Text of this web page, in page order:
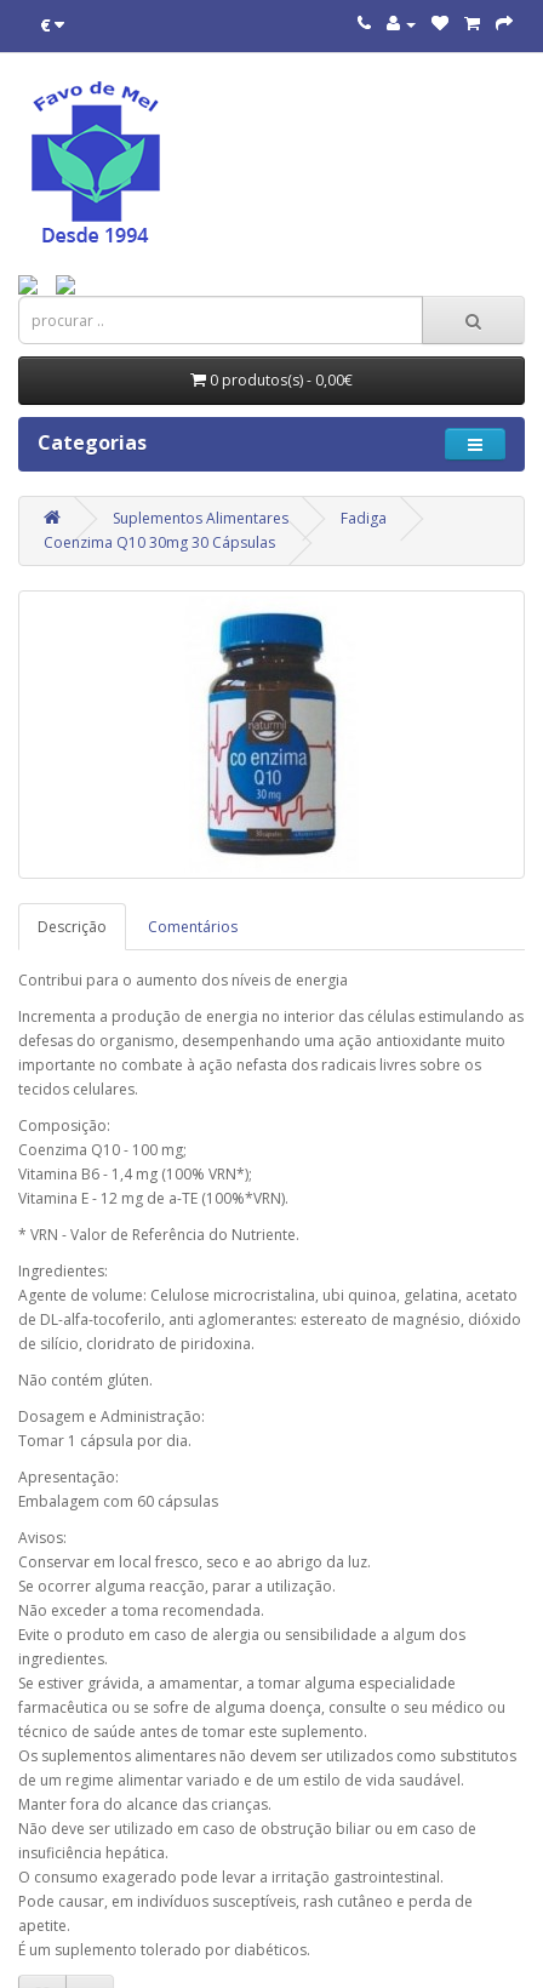
€
0 produtos(s) - 0,00€
Categorias
Suplementos Alimentares
Fadiga
Coenzima Q10 30mg 30 Cápsulas
Descrição Comentários
Contribui para o aumento dos níveis de energia
Incrementa a produção de energia no interior das células estimulando as
defesas do organismo, desempenhando uma ação antioxidante muito
importante no combate à ação nefasta dos radicais livres sobre os
tecidos celulares.
Composição:
Coenzima Q10 - 100 mg;
Vitamina B6 - 1,4 mg (100% VRN*);
Vitamina E - 12 mg de a-TE (100%*VRN).
* VRN - Valor de Referência do Nutriente.
Ingredientes:
Agente de volume: Celulose microcristalina, ubi quinoa, gelatina, acetato
de DL-alfa-tocoferilo, anti aglomerantes: estereato de magnésio, dióxido
de silício, cloridrato de piridoxina.
Não contém glúten.
Dosagem e Administração:
Tomar 1 cápsula por dia.
Apresentação:
Embalagem com 60 cápsulas
Avisos:
Conservar em local fresco, seco e ao abrigo da luz.
Se ocorrer alguma reacção, parar a utilização.
Não exceder a toma recomendada.
Evite o produto em caso de alergia ou sensibilidade a algum dos
ingredientes.
Se estiver grávida, a amamentar, a tomar alguma especialidade
farmacêutica ou se sofre de alguma doença, consulte o seu médico ou
técnico de saúde antes de tomar este suplemento.
Os suplementos alimentares não devem ser utilizados como substitutos
de um regime alimentar variado e de um estilo de vida saudável.
Manter fora do alcance das crianças.
Não deve ser utilizado em caso de obstrução biliar ou em caso de
insuficiência hepática.
O consumo exagerado pode levar a irritação gastrointestinal.
Pode causar, em indivíduos susceptíveis, rash cutâneo e perda de
apetite.
É um suplemento tolerado por diabéticos.